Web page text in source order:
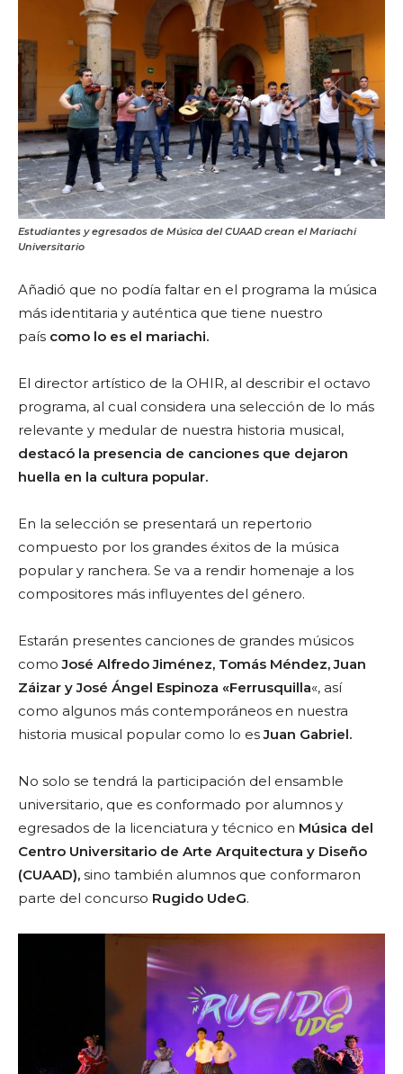
Estudiantes y egresados de Música del CUAAD crean el Mariachi
Universitario
Añadió que no podía faltar en el programa la música
más identitaria y auténtica que tiene nuestro
país como lo es el mariachi.
El director artístico de la OHIR, al describir el octavo
programa, al cual considera una selección de lo más
relevante y medular de nuestra historia musical,
destacó la presencia de canciones que dejaron
huella en la cultura popular.
En la selección se presentará un repertorio
compuesto por los grandes éxitos de la música
popular y ranchera. Se va a rendir homenaje a los
compositores más influyentes del género.
Estarán presentes canciones de grandes músicos
comoJosé Alfredo Jiménez, Tomás Méndez, Juan
Záizar y José Ángel Espinoza «Ferrusquilla«, así
como algunos más contemporáneos en nuestra
historia musical popular como lo esJuan Gabriel.
No solo se tendrá la participación del ensamble
universitario, que es conformado por alumnos y
egresados de la licenciatura y técnico en Música del
Centro Universitario de Arte Arquitectura y Diseño
(CUAAD), sino también alumnos que conformaron
parte del concurso Rugido UdeG.